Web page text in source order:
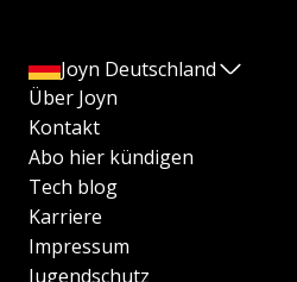
Joyn Deutschland
Über Joyn
Kontakt
Abo hier kündigen
Tech blog
Karriere
Impressum
Jugendschutz